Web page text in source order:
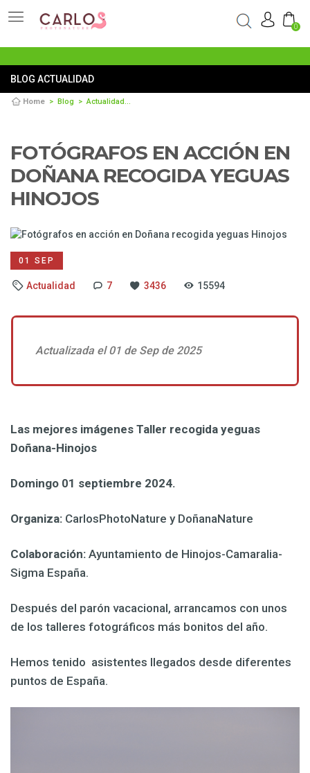
0
BLOG ACTUALIDAD
Home Blog Actualidad
FOTÓGRAFOS EN ACCIÓN EN
DOÑANA RECOGIDA YEGUAS
HINOJOS
01 SEP
Actualidad 7 3436 15594
Actualizada el 01 de Sep de 2025
Las mejores imágenes Taller recogida yeguas
Doñana-Hinojos
Domingo 01 septiembre 2024.
Organiza: CarlosPhotoNature y DoñanaNature
Colaboración: Ayuntamiento de Hinojos-Camaralia-
Sigma España.
Después del parón vacacional, arrancamos con unos
de los talleres fotográficos más bonitos del año.
Hemos tenido asistentes llegados desde diferentes
puntos de España.